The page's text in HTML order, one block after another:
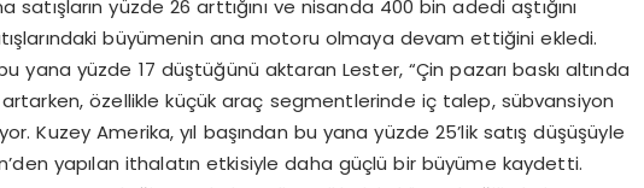
satışların yüzde 26 arttığını ve nisanda 400 bin adedi aştığını
büyümenin ana motoru olmaya devam ettiğini ekledi.
yana yüzde 17 düştüğünü aktaran Lester, “Çin pazarı baskı altında
özellikle küçük araç segmentlerinde iç talep, sübvansiyon
Kuzey Amerika, yıl başından bu yana yüzde 25’lik satış düşüşüyle
yapılan ithalatın etkisiyle daha güçlü bir büyüme kaydetti.